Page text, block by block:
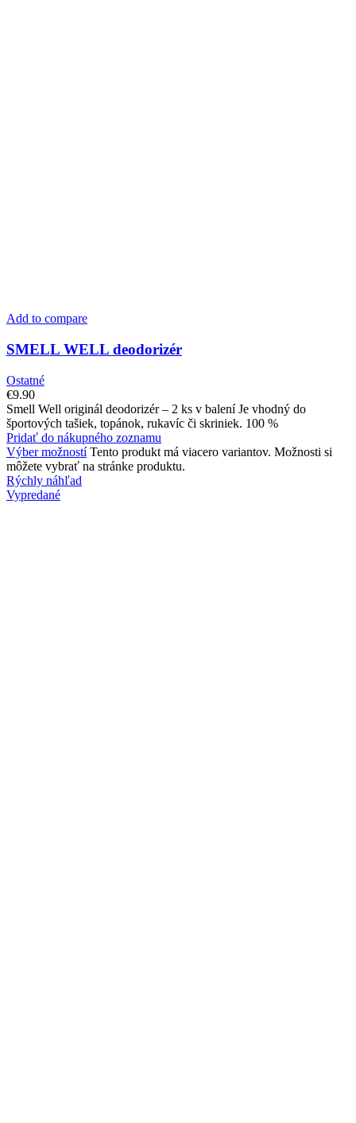
Add to compare
SMELL WELL deodorizér
Ostatné
€9.90
Smell Well originál deodorizér – 2 ks v balení Je vhodný do
športových tašiek, topánok, rukavíc či skriniek. 100 %
Pridať do nákupného zoznamu
Výber možností Tento produkt má viacero variantov. Možnosti si
môžete vybrať na stránke produktu.
Rýchly náhľad
Vypredané